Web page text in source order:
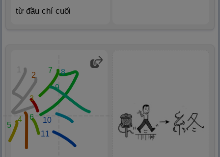
từ đầu chí cuối
1
2
3
4
6
5
7
9
8
10
11